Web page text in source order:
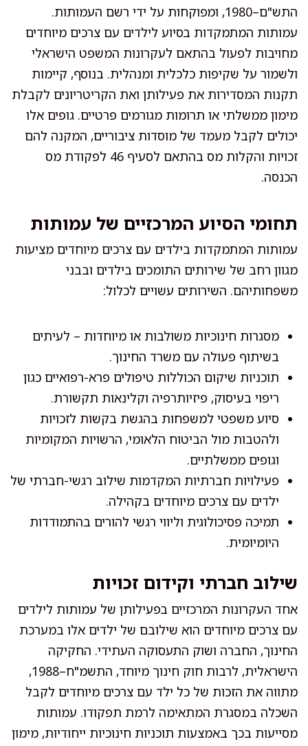
התש"ם–1980, ומפוקחות על ידי רשם העמותות.
עמותות המתמקדות בסיוע לילדים עם צרכים מיוחדים
מחויבות לפעול בהתאם לעקרונות המשפט הישראלי
ולשמור על שקיפות כלכלית ומנהלית. בנוסף, קיימות
תקנות המסדירות את פעילותן ואת הקריטריונים לקבלת
מימון ממשלתי או תרומות מגורמים פרטיים. גופים אלו
יכולים לקבל מעמד של מוסדות ציבוריים, המקנה להם
זכויות והקלות מס בהתאם לסעיף 46 לפקודת מס
הכנסה.
תחומי הסיוע המרכזיים של עמותות
עמותות המתמקדות בילדים עם צרכים מיוחדים מציעות
מגוון רחב של שירותים התומכים בילדים ובבני
משפחותיהם. השירותים עשויים לכלול:
מסגרות חינוכיות משולבות או מיוחדות – לעיתים
בשיתוף פעולה עם משרד החינוך.
תוכניות שיקום הכוללות טיפולים פרא-רפואיים כגון
ריפוי בעיסוק, פיזיותרפיה וקלינאות תקשורת.
סיוע משפטי למשפחות בהגשת בקשות לזכויות
ולהטבות מול הביטוח הלאומי, הרשויות המקומיות
וגופים ממשלתיים.
פעילויות חברתיות המקדמות שילוב רגשי-חברתי של
ילדים עם צרכים מיוחדים בקהילה.
תמיכה פסיכולוגית וליווי רגשי להורים בהתמודדות
היומיומית.
שילוב חברתי וקידום זכויות
אחד העקרונות המרכזיים בפעילותן של עמותות לילדים
עם צרכים מיוחדים הוא שילובם של ילדים אלו במערכת
החינוך, החברה ושוק התעסוקה העתידי. החקיקה
הישראלית, לרבות חוק חינוך מיוחד, התשמ"ח–1988,
מתווה את הזכות של כל ילד עם צרכים מיוחדים לקבל
השכלה במסגרת המתאימה לרמת תפקודו. עמותות
מסייעות בכך באמצעות תוכניות חינוכיות ייחודיות, מימון